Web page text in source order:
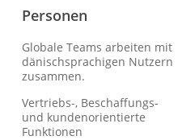
Personen
Globale Teams arbeiten mit
dänischsprachigen Nutzern
zusammen.
Vertriebs-, Beschaffungs-
und kundenorientierte
Funktionen